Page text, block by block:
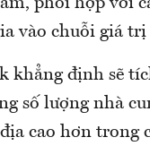
phối hợp với
vào chuỗi giá trị
khẳng định sẽ
số lượng nhà
cao hơn trong